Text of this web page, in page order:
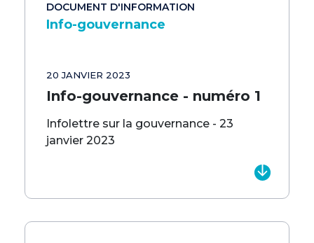
DOCUMENT D'INFORMATION
Info-gouvernance
20 JANVIER 2023
Info-gouvernance - numéro 1
Infolettre sur la gouvernance - 23
janvier 2023